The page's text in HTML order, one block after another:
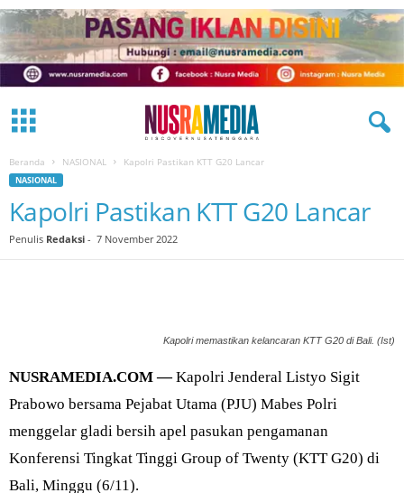
Beranda NASIONAL Kapolri Pastikan KTT G20 Lancar
NASIONAL
Kapolri Pastikan KTT G20 Lancar
Penulis Redaksi - 7 November 2022
Kapolri memastikan kelancaran KTT G20 di Bali. (Ist)
NUSRAMEDIA.COM —Kapolri Jenderal Listyo Sigit
Prabowo bersama Pejabat Utama (PJU) Mabes Polri
menggelar gladi bersih apel pasukan pengamanan
Konferensi Tingkat Tinggi Group of Twenty (KTT G20) di
Bali, Minggu (6/11).